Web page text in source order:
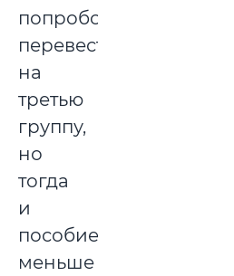
попробовать
перевестись
на
третью
группу,
но
тогда
и
пособие
меньше